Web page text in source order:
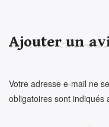
Ajouter un
Votre adresse e-mail ne
obligatoires sont indiqués